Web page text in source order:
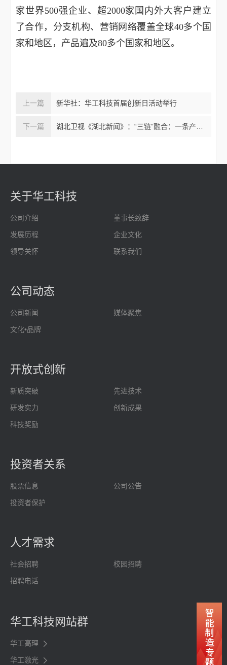
家世界500强企业、超2000家国内外大客户建立
了合作，分支机构、营销网络覆盖全球40多个国
家和地区，产品遍及80多个国家和地区。
新华社：华工科技首届创新日活动举行
关于华工科技
公司介绍 董事长致辞
发展历程 企业文化
领导关怀 联系我们
公司动态
公司新闻 媒体聚焦
文化•品牌
开放式创新
新质突破 先进技术
研发实力 创新成果
科技奖励
投资者关系
股票信息 公司公告
投资者保护
人才需求
社会招聘 校园招聘
招聘电话
华工科技网站群
华工高理
华工激光